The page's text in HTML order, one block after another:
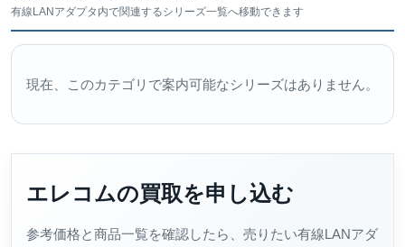
有線LANアダプタ内で関連するシリーズ一覧へ移動できます
現在、このカテゴリで案内可能なシリーズはありません。
エレコムの買取を申し込む
参考価格と商品一覧を確認したら、売りたい有線LANアダ